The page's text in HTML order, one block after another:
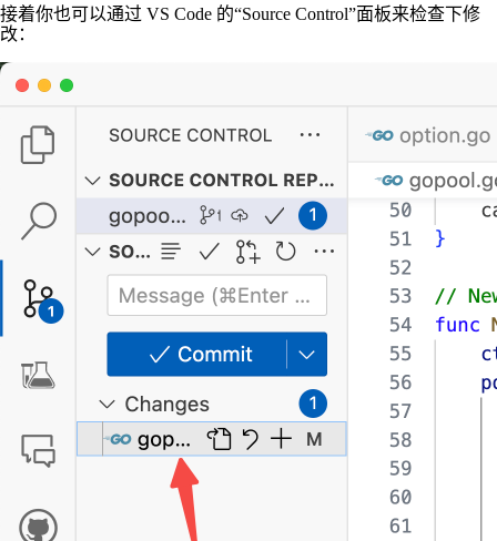
接着你也可以通过 VS Code 的“Source Control”面板来检查下修
改：